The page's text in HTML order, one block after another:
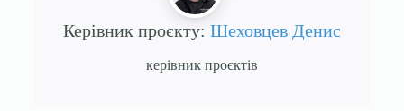
Керівник проєкту: Шеховцев Денис
керівник проєктів